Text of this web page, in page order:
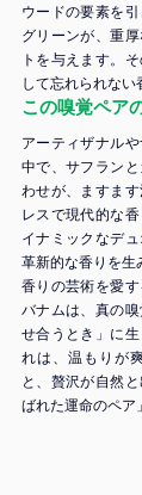
ウードの要素を
グリーンが、重
トを与えます。
して忘れられない
この嗅覚ペア
アーティザナル
中で、サフラン
わせが、ますま
レスで現代的な
イナミックなデ
革新的な香りを生
香りの芸術を愛
バナムは、真の
せ合うとき」に
れは、温もりが
と、贅沢が自然
ばれた運命のペア